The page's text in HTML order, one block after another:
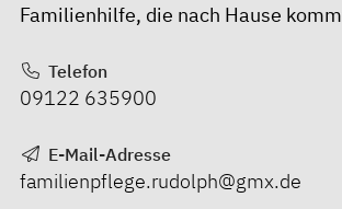
Familienhilfe, die nach Hause
Telefon
09122 635900
E-Mail-Adresse
familienpflege.rudolph@gmx.de